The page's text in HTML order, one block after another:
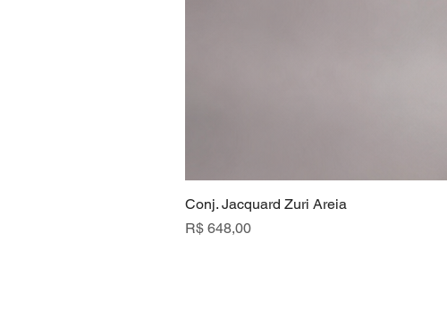
Conj. Jacquard Zuri Areia
Preço
R$ 648,00